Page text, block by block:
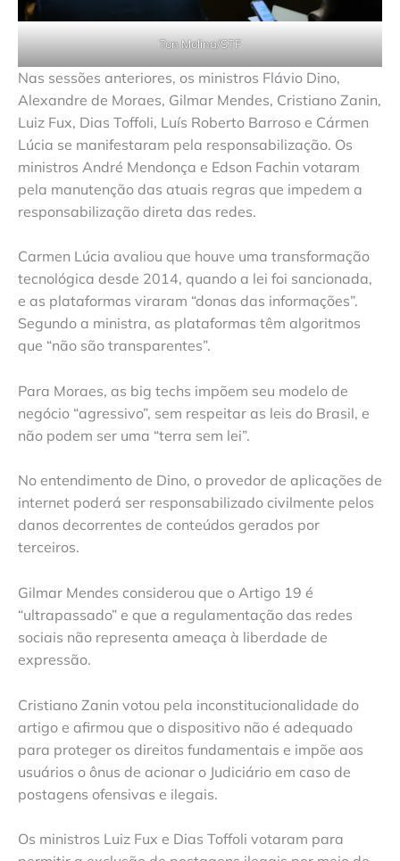
Ton Molina/STF
Nas sessões anteriores, os ministros Flávio Dino,
Alexandre de Moraes, Gilmar Mendes, Cristiano Zanin,
Luiz Fux, Dias Toffoli, Luís Roberto Barroso e Cármen
Lúcia se manifestaram pela responsabilização. Os
ministros André Mendonça e Edson Fachin votaram
pela manutenção das atuais regras que impedem a
responsabilização direta das redes.
Carmen Lúcia avaliou que houve uma transformação
tecnológica desde 2014, quando a lei foi sancionada,
e as plataformas viraram “donas das informações”.
Segundo a ministra, as plataformas têm algoritmos
que “não são transparentes”.
Para Moraes, as big techs impõem seu modelo de
negócio “agressivo”, sem respeitar as leis do Brasil, e
não podem ser uma “terra sem lei”.
No entendimento de Dino, o provedor de aplicações de
internet poderá ser responsabilizado civilmente pelos
danos decorrentes de conteúdos gerados por
terceiros.
Gilmar Mendes considerou que o Artigo 19 é
“ultrapassado” e que a regulamentação das redes
sociais não representa ameaça à liberdade de
expressão.
Cristiano Zanin votou pela inconstitucionalidade do
artigo e afirmou que o dispositivo não é adequado
para proteger os direitos fundamentais e impõe aos
usuários o ônus de acionar o Judiciário em caso de
postagens ofensivas e ilegais.
Os ministros Luiz Fux e Dias Toffoli votaram para